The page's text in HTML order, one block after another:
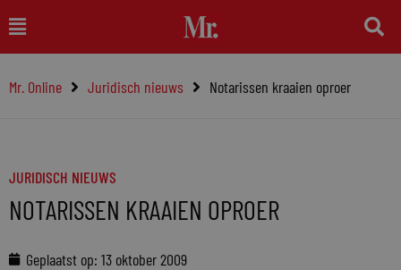
naar
inhoud
Main
Menu
Mr. Online Juridisch nieuws Notarissen kraaien oproer
JURIDISCH NIEUWS
NOTARISSEN KRAAIEN OPROER
Geplaatst op: 13 oktober 2009